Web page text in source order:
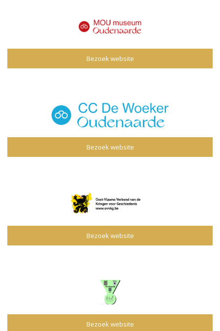
Bezoek website
Bezoek website
Bezoek website
Bezoek website